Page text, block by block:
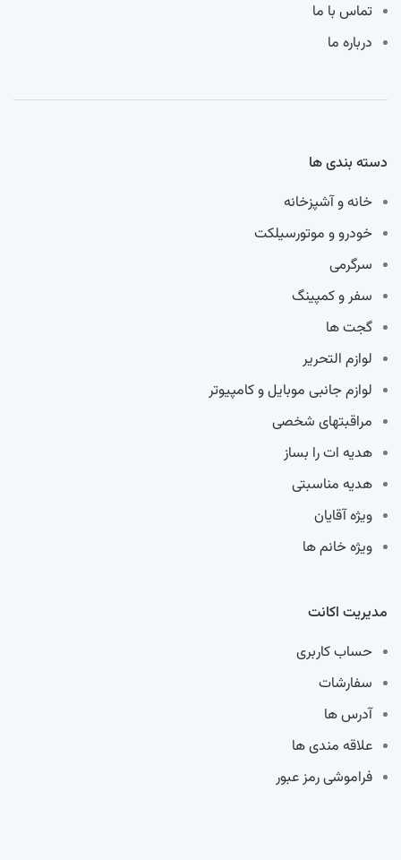
تماس با ما
درباره ما
دسته بندی ها
خانه و آشپزخانه
خودرو و موتورسیلکت
سرگرمی
سفر و کمپینگ
گجت ها
لوازم التحریر
لوازم جانبی موبایل و کامپیوتر
مراقبتهای شخصی
هدیه ات را بساز
هدیه مناسبتی
ویژه آقایان
ویژه خانم ها
مدیریت اکانت
حساب کاربری
سفارشات
آدرس ها
علاقه مندی ها
فراموشی رمز عبور